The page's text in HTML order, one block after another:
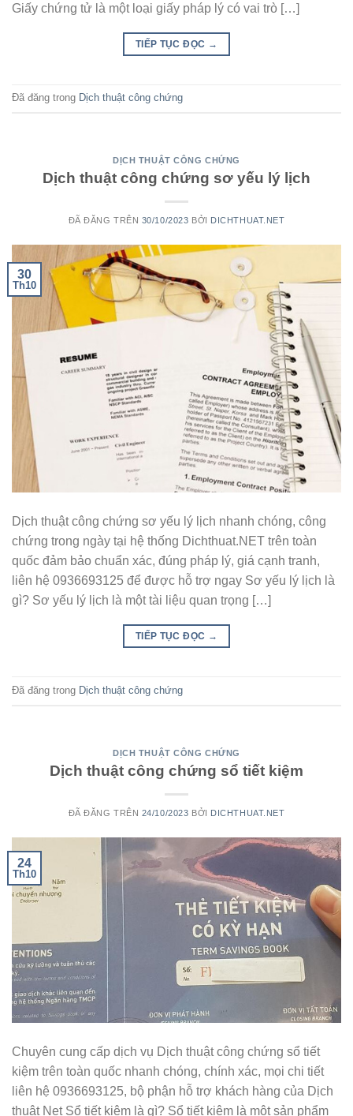
Giấy chứng tử là một loại giấy pháp lý có vai trò […]
TIẾP TỤC ĐỌC →
Đã đăng trong Dịch thuật công chứng
DỊCH THUẬT CÔNG CHỨNG
Dịch thuật công chứng sơ yếu lý lịch
ĐÃ ĐĂNG TRÊN 30/10/2023 BỞI DICHTHUAT.NET
30
Th10
Dịch thuật công chứng sơ yếu lý lịch nhanh chóng, công
chứng trong ngày tại hệ thống Dichthuat.NET trên toàn
quốc đảm bảo chuẩn xác, đúng pháp lý, giá cạnh tranh,
liên hệ 0936693125 để được hỗ trợ ngay Sơ yếu lý lịch là
gì? Sơ yếu lý lịch là một tài liệu quan trọng […]
TIẾP TỤC ĐỌC →
Đã đăng trong Dịch thuật công chứng
DỊCH THUẬT CÔNG CHỨNG
Dịch thuật công chứng sổ tiết kiệm
ĐÃ ĐĂNG TRÊN 24/10/2023 BỞI DICHTHUAT.NET
24
Th10
Chuyên cung cấp dịch vụ Dịch thuật công chứng sổ tiết
kiệm trên toàn quốc nhanh chóng, chính xác, mọi chi tiết
liên hệ 0936693125, bộ phận hỗ trợ khách hàng của Dịch
thuật Net Sổ tiết kiệm là gì? Sổ tiết kiệm là một sản phẩm